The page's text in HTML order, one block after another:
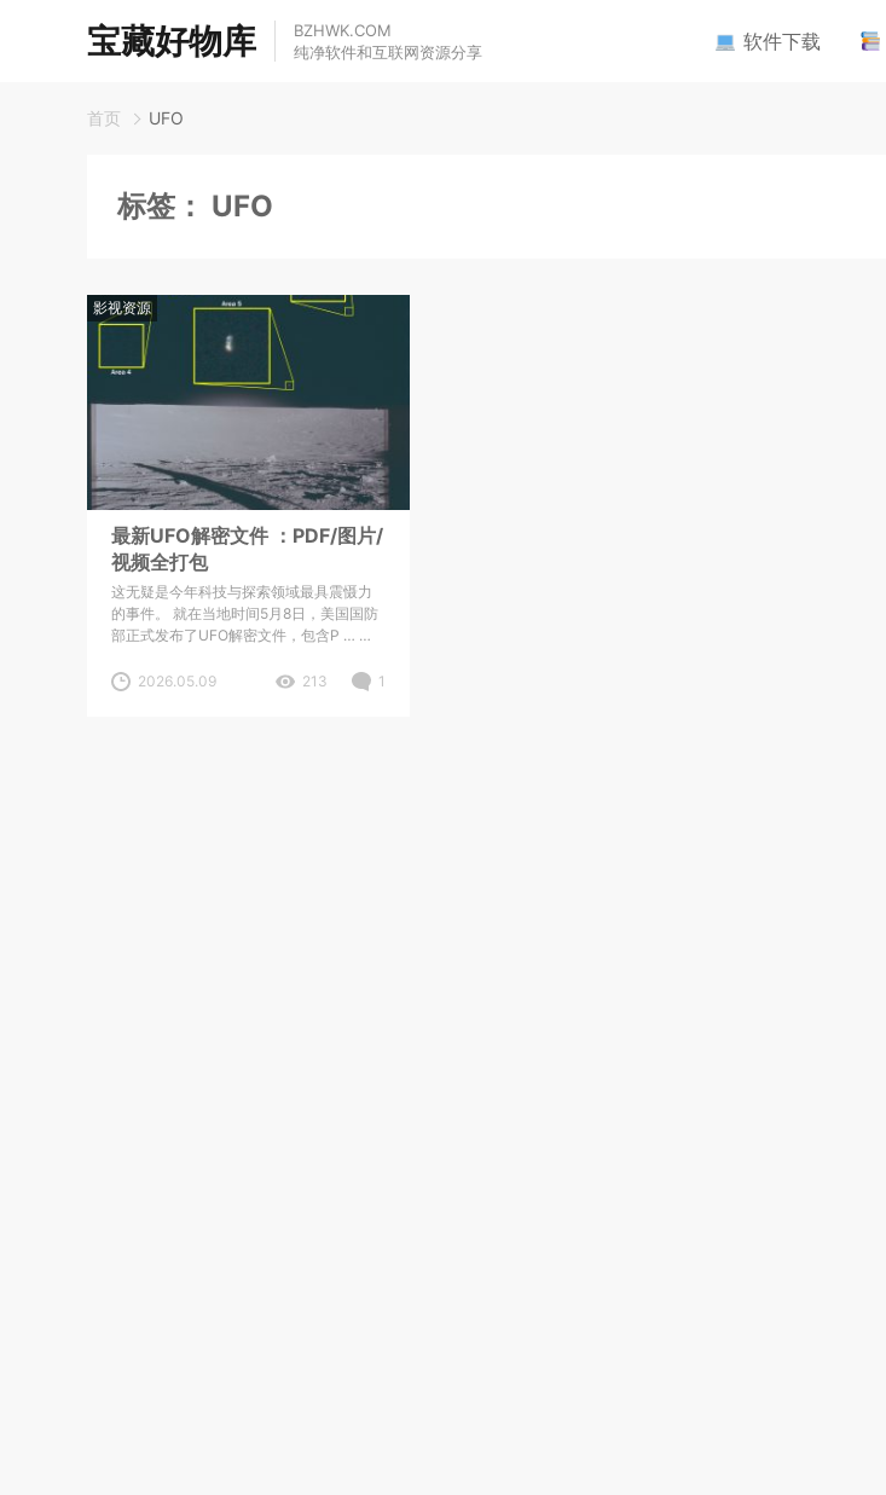
宝藏好物库
BZHWK.COM
纯净软件和互联网资源分享
软件下载
首页 UFO
标签： UFO
影视资源
最新UFO解密文件 ：PDF/图片/
视频全打包
这无疑是今年科技与探索领域最具震慑力
的事件。 就在当地时间5月8日，美国国防
部正式发布了UFO解密文件，包含P … 阅
2026.05.09
213 1